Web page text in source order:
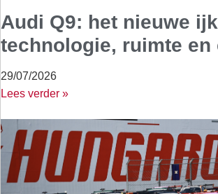
Audi Q9: het nieuwe
technologie, ruimte en
29/07/2026
Lees verder »